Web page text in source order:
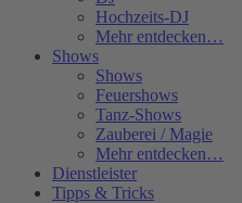
Hochzeits-DJ
Mehr entdecken…
Shows
Shows
Feuershows
Tanz-Shows
Zauberei / Magie
Mehr entdecken…
Dienstleister
Tipps & Tricks